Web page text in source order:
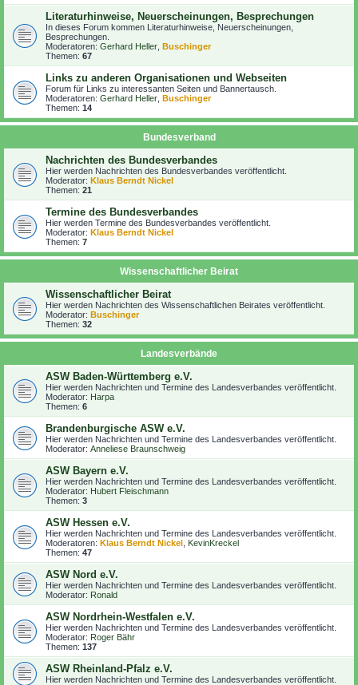
Literaturhinweise, Neuerscheinungen, Besprechungen
In dieses Forum kommen Literaturhinweise, Neuerscheinungen,
Besprechungen.
Moderatoren: Gerhard Heller Buschinger
Themen: 67
Links zu anderen Organisationen und Webseiten
Forum für Links zu interessanten Seiten und Bannertausch.
Moderatoren: Gerhard Heller Buschinger
Themen: 14
Bundesverband
Nachrichten des Bundesverbandes
Hier werden Nachrichten des Bundesverbandes veröffentlicht.
Moderator: Klaus Berndt Nickel
Themen: 21
Termine des Bundesverbandes
Hier werden Termine des Bundesverbandes veröffentlicht.
Moderator: Klaus Berndt Nickel
Themen: 7
Wissenschaftlicher Beirat
Wissenschaftlicher Beirat
Hier werden Nachrichten des Wissenschaftlichen Beirates veröffentlicht.
Moderator: Buschinger
Themen: 32
Landesverbände
ASW Baden-Württemberg e.V.
Hier werden Nachrichten und Termine des Landesverbandes veröffentlicht.
Moderator: Harpa
Themen: 6
Brandenburgische ASW e.V.
Hier werden Nachrichten und Termine des Landesverbandes veröffentlicht.
Moderator: Anneliese Braunschweig
ASW Bayern e.V.
Hier werden Nachrichten und Termine des Landesverbandes veröffentlicht.
Moderator: Hubert Fleischmann
Themen: 3
ASW Hessen e.V.
Hier werden Nachrichten und Termine des Landesverbandes veröffentlicht.
Moderatoren: Klaus Berndt Nickel KevinKreckel
Themen: 47
ASW Nord e.V.
Hier werden Nachrichten und Termine des Landesverbandes veröffentlicht.
Moderator: Ronald
ASW Nordrhein-Westfalen e.V.
Hier werden Nachrichten und Termine des Landesverbandes veröffentlicht.
Moderator: Roger Bähr
Themen: 137
ASW Rheinland-Pfalz e.V.
Hier werden Nachrichten und Termine des Landesverbandes veröffentlicht.